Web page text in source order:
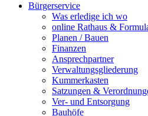
Bürgerservice
Was erledige ich wo
online Rathaus &
Planen / Bauen
Finanzen
Ansprechpartner
Verwaltungsgliederung
Kummerkasten
Satzungen &
Ver- und Entsorgung
Bauhöfe